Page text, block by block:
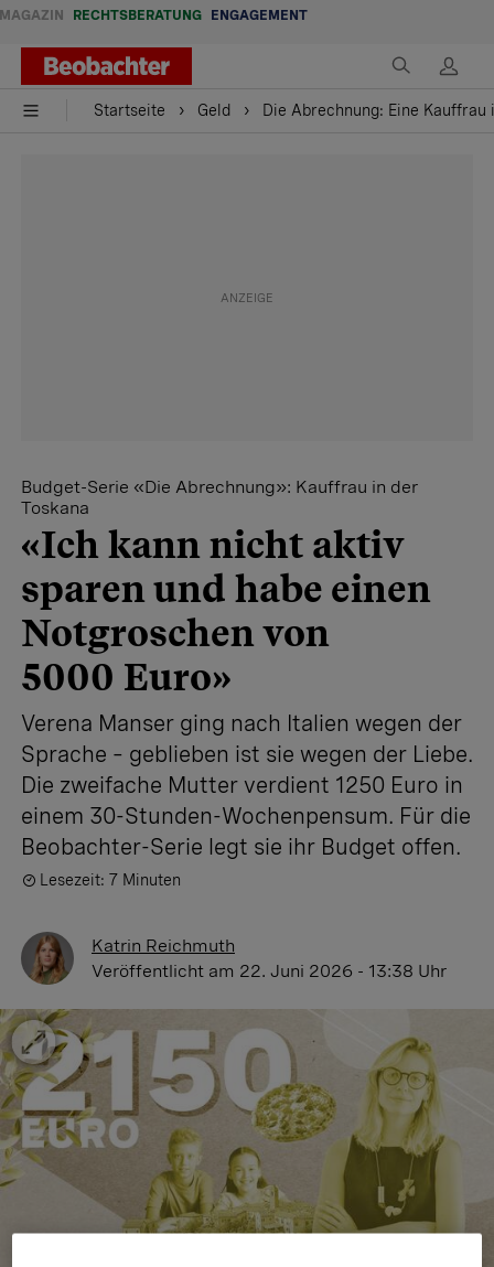
MAGAZIN RECHTSBERATUNG ENGAGEMENT
Startseite Geld Die Abrechnung: Eine
Budget-Serie «Die Abrechnung»: Kauffrau in der
Toskana
«Ich kann nicht aktiv
sparen und habe einen
Notgroschen von
5000 Euro»
Verena Manser ging nach Italien wegen der
Sprache – geblieben ist sie wegen der Liebe.
Die zweifache Mutter verdient 1250 Euro in
einem 30-Stunden-Wochenpensum. Für die
Beobachter-Serie legt sie ihr Budget offen.
Lesezeit: 7 Minuten
Katrin Reichmuth
Veröffentlicht am 22. Juni 2026 - 13:38 Uhr